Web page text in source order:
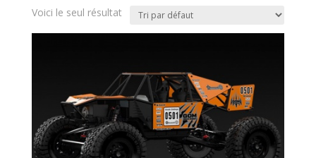
Voici le seul résultat